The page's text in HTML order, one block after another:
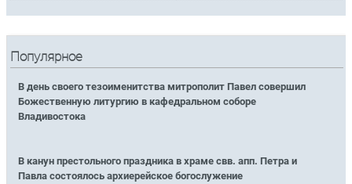
Популярное
В день своего тезоименитства митрополит Павел совершил
Божественную литургию в кафедральном соборе
Владивостока
В канун престольного праздника в храме свв. апп. Петра и
Павла состоялось архиерейское богослужение